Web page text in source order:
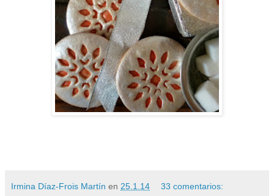
Irmina Díaz-Frois Martín en 25.1.14 33 comentarios: